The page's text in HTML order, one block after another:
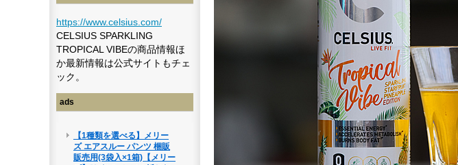
https://www.celsius.com/
CELSIUS SPARKLING
TROPICAL VIBEの商品情報ほ
か最新情報は公式サイトもチェ
ック。
ads